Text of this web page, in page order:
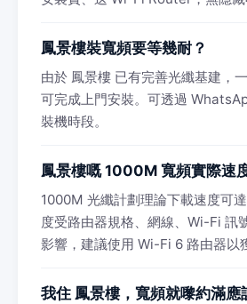
鳳景樓裝寬頻要等幾耐？
由於 鳳景樓 已有完善光纖基建，
可完成上門安裝。可透過
裝機時段。
鳳景樓嘅 1000M 寬頻實際速
1000M 光纖計劃理論下載速度可
度受路由器規格、網線、Wi-Fi 訊
影響，建議使用 Wi-Fi 6 路由器以
我住 鳳景樓，寬頻就嚟約滿應